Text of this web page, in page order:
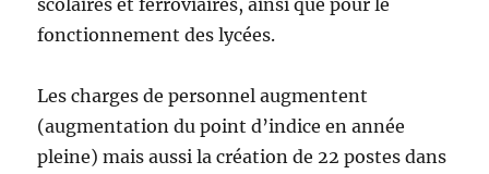
fonctionnement des lycées.
Les charges de personnel augmentent
(augmentation du point d’indice en année
pleine) mais aussi la création de 22 postes dans